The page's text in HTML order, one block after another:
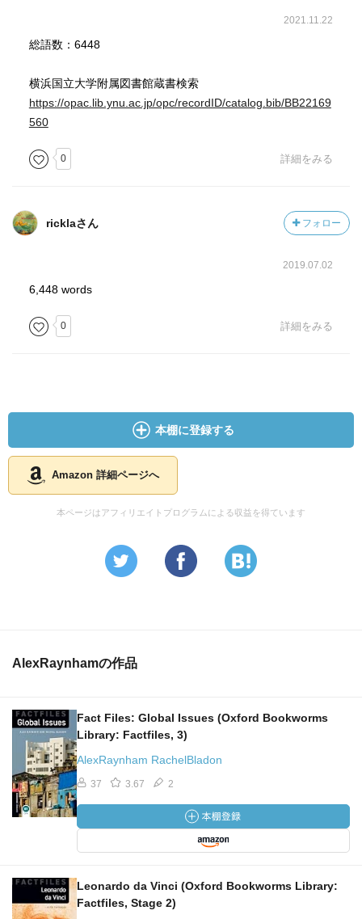
2021.11.22
総語数：6448
横浜国立大学附属図書館蔵書検索
https://opac.lib.ynu.ac.jp/opc/recordID/catalog.bib/BB22169
560
0 詳細をみる
ricklaさん フォロー
2019.07.02
6,448 words
0 詳細をみる
本棚に登録する
Amazon 詳細ページへ
本ページはアフィリエイトプログラムによる収益を得ています
AlexRaynhamの作品
Fact Files: Global Issues (Oxford Bookworms
Library: Factfiles, 3)
AlexRaynham RachelBladon
37 3.67 2
Leonardo da Vinci (Oxford Bookworms Library:
Factfiles, Stage 2)